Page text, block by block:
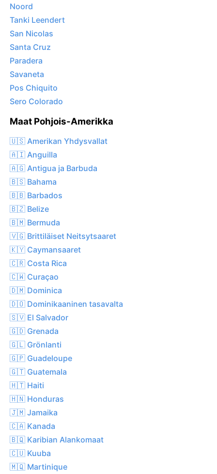
Noord
Tanki Leendert
San Nicolas
Santa Cruz
Paradera
Savaneta
Pos Chiquito
Sero Colorado
Maat Pohjois-Amerikka
🇺🇸 Amerikan Yhdysvallat
🇦🇮 Anguilla
🇦🇬 Antigua ja Barbuda
🇧🇸 Bahama
🇧🇧 Barbados
🇧🇿 Belize
🇧🇲 Bermuda
🇻🇬 Brittiläiset Neitsytsaaret
🇰🇾 Caymansaaret
🇨🇷 Costa Rica
🇨🇼 Curaçao
🇩🇲 Dominica
🇩🇴 Dominikaaninen tasavalta
🇸🇻 El Salvador
🇬🇩 Grenada
🇬🇱 Grönlanti
🇬🇵 Guadeloupe
🇬🇹 Guatemala
🇭🇹 Haiti
🇭🇳 Honduras
🇯🇲 Jamaika
🇨🇦 Kanada
🇧🇶 Karibian Alankomaat
🇨🇺 Kuuba
🇲🇶 Martinique